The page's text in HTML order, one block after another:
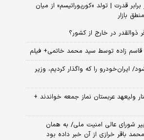
برابر قدرت | تولد «کورپوراتیسم» از میان
بازار
ذوالقدر در خارج از کشور؟
قاسم زاده توسط سید محمد خاتمی+ فیلم
ایران‌خودرو را که واگذار کردیم، وزیر
ولیعهد عربستان نماز جمعه خواندند +
شورای عالی امنیت ملی/ به همان
باقر خرازی از آن خبر داده بود